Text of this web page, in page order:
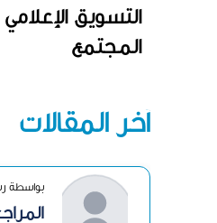
التسويق
المجتمع
آخر المقالات
بواسطة